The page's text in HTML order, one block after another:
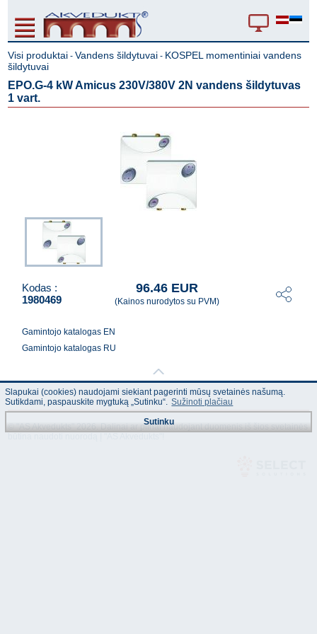
Visi produktai -Vandens šildytuvai - KOSPEL momentiniai vandens
šildytuvai
EPO.G-4 kW Amicus 230V/380V 2N vandens šildytuvas
1 vart.
Kodas :
1980469
96.46 EUR
(Kainos nurodytos su PVM)
Gamintojo katalogas EN
Gamintojo katalogas RU
© "AS Akvedukts" 2026. Dalinai ar pilnai naudojant duomenis iš šios svetainės
Slapukai (cookies) naudojami siekiant pagerinti mūsų svetainės našumą.
Sutikdami, paspauskite mygtuką „Sutinku“. Sužinoti plačiau
Sutinku